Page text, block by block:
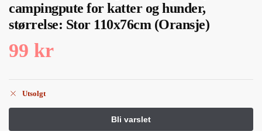
campingpute for katter og hunder,
størrelse: Stor 110x76cm (Oransje)
99 kr
Utsolgt